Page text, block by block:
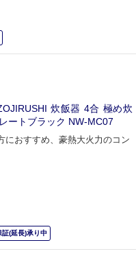
炊飯器 4合 極め炊
ートブラック NW-MC07
におすすめ、豪熱大火力のコン
(延長)承り中